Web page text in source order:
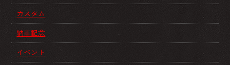
カスタム
納車記念
イベント